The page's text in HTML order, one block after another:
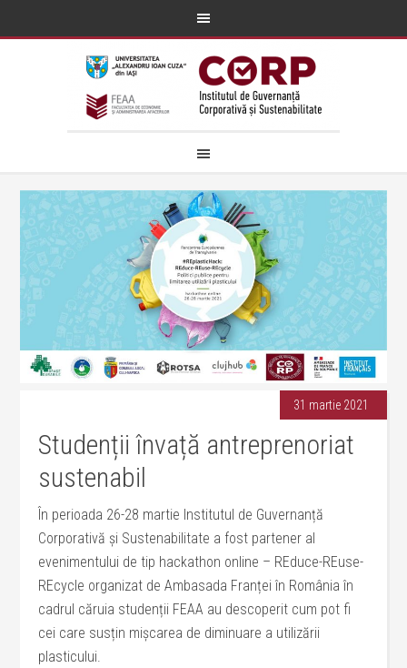
31 martie 2021
Studenții învață antreprenoriat
sustenabil
În perioada 26-28 martie Institutul de Guvernanță
Corporativă și Sustenabilitate a fost partener al
evenimentului de tip hackathon online – REduce-REuse-
REcycle organizat de Ambasada Franței în România în
cadrul căruia studenții FEAA au descoperit cum pot fi
cei care susțin mișcarea de diminuare a utilizării
plasticului.